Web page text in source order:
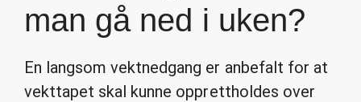
man gå ned i uken?
En langsom vektnedgang er anbefalt for at
vekttapet skal kunne opprettholdes over